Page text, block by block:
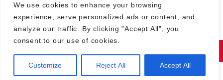
We use cookies to enhance your browsing
experience, serve personalized ads or content, and
analyze our traffic. By clicking "Accept All", you
consent to our use of cookies.
Customize Reject All Accept All